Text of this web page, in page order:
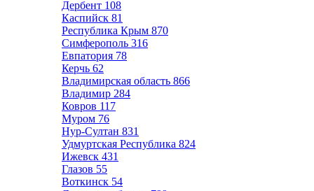
Дербент 108
Каспийск 81
Республика Крым 870
Симферополь 316
Евпатория 78
Керчь 62
Владимирская область 866
Владимир 284
Ковров 117
Муром 76
Нур-Султан 831
Удмуртская Республика 824
Ижевск 431
Глазов 55
Воткинск 54